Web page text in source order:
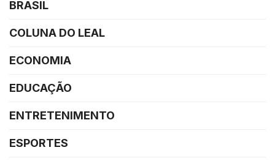
BRASIL
COLUNA DO LEAL
ECONOMIA
EDUCAÇÃO
ENTRETENIMENTO
ESPORTES